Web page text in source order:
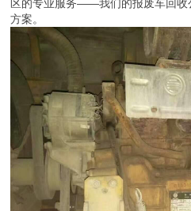
区的专业服务——我们的报废车回收
方案。